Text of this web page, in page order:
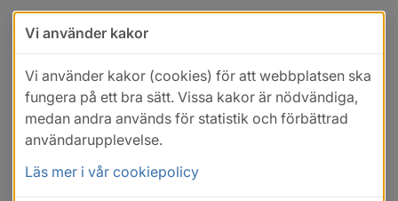
Vi använder kakor
Vi använder kakor (cookies) för att webbplatsen ska
fungera på ett bra sätt. Vissa kakor är nödvändiga,
medan andra används för statistik och förbättrad
användarupplevelse.
Läs mer i vår cookiepolicy